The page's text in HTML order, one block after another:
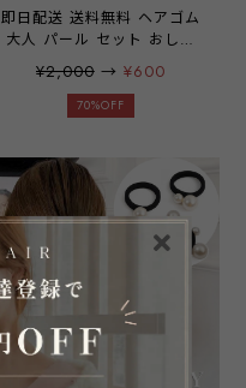
即日配送 送料無料 ヘアゴム
大人 パール セット おしゃ
人 キッズ 子供 小学生 女の
子 女児 可愛い お揃い プレ
髪ゴム 人気 ランキング ポ
ニーテール ギフト
emile0343
¥2,000→ ¥600
70%OFF